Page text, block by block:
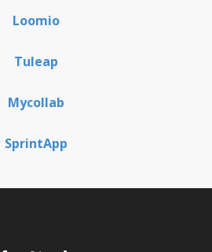
Loomio
Tuleap
Mycollab
SprintApp